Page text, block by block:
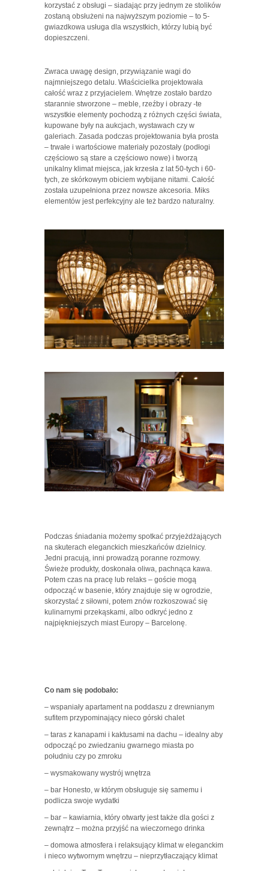
korzystać z obsługi – siadając przy jednym ze stolików
zostaną obsłużeni na najwyższym poziomie – to 5-
gwiazdkowa usługa dla wszystkich, którzy lubią być
dopieszczeni.
Zwraca uwagę design, przywiązanie wagi do
najmniejszego detalu. Właścicielka projektowała
całość wraz z przyjacielem. Wnętrze zostało bardzo
starannie stworzone – meble, rzeźby i obrazy -te
wszystkie elementy pochodzą z różnych części świata,
kupowane były na aukcjach, wystawach czy w
galeriach. Zasada podczas projektowania była prosta
– trwałe i wartościowe materiały pozostały (podłogi
częściowo są stare a częściowo nowe) i tworzą
unikalny klimat miejsca, jak krzesła z lat 50-tych i 60-
tych, ze skórkowym obiciem wybijane nitami. Całość
została uzupełniona przez nowsze akcesoria. Miks
elementów jest perfekcyjny ale też bardzo naturalny.
Podczas śniadania możemy spotkać przyjeżdżających
na skuterach eleganckich mieszkańców dzielnicy.
Jedni pracują, inni prowadzą poranne rozmowy.
Świeże produkty, doskonała oliwa, pachnąca kawa.
Potem czas na pracę lub relaks – goście mogą
odpocząć w basenie, który znajduje się w ogrodzie,
skorzystać z siłowni, potem znów rozkoszować się
kulinarnymi przekąskami, albo odkryć jedno z
najpiękniejszych miast Europy – Barcelonę.
Co nam się podobało:
– wspaniały apartament na poddaszu z drewnianym
sufitem przypominający nieco górski chalet
– taras z kanapami i kaktusami na dachu – idealny aby
odpocząć po zwiedzaniu gwarnego miasta po
południu czy po zmroku
– wysmakowany wystrój wnętrza
– bar Honesto, w którym obsługuje się samemu i
podlicza swoje wydatki
– bar – kawiarnia, który otwarty jest także dla gości z
zewnątrz – można przyjść na wieczornego drinka
– domowa atmosfera i relaksujący klimat w eleganckim
i nieco wytwornym wnętrzu – nieprzytłaczający klimat